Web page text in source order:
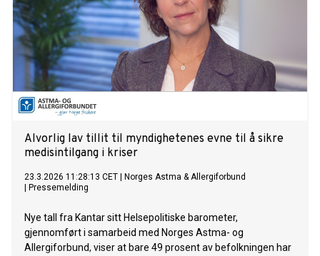
Alvorlig lav tillit til myndighetenes evne til å sikre
medisintilgang i kriser
23.3.2026 11:28:13 CET
Norges Astma & Allergiforbund
Pressemelding
Nye tall fra Kantar sitt Helsepolitiske barometer,
gjennomført i samarbeid med Norges Astma- og
Allergiforbund, viser at bare 49 prosent av befolkningen har